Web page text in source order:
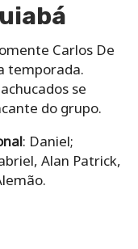
Carlos De
temporada.
se
do grupo.
: Daniel;
Alan Patrick,